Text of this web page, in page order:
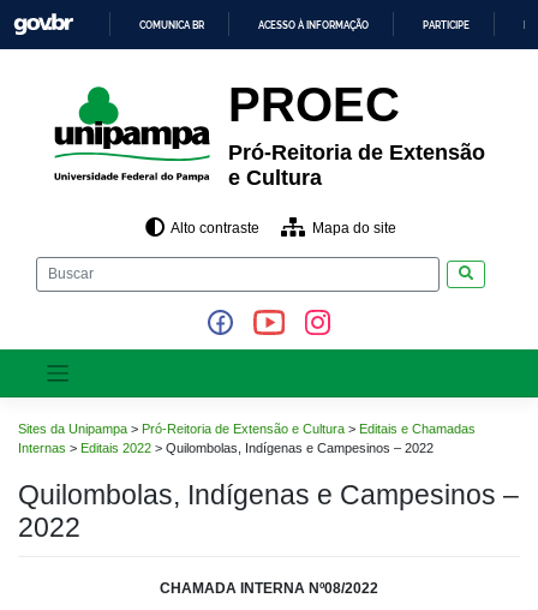
para
o
CONTEÚDO
COMUNICA BR ACESSO À INFORMAÇÃO PARTICIPE
PROEC
Pró-Reitoria de Extensão
e Cultura
Alto contraste Mapa do site
Sites da Unipampa > Pró-Reitoria de Extensão e Cultura > Editais e Chamadas
Internas > Editais 2022 > Quilombolas, Indígenas e Campesinos – 2022
Quilombolas, Indígenas e Campesinos –
2022
CHAMADA INTERNA Nº08/2022